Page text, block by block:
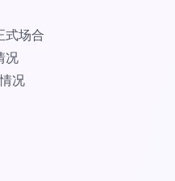
式场合
况
况